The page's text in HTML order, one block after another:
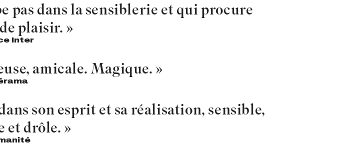
pas dans la sensiblerie et qui procure
plaisir. »
Inter
amicale. Magique. »
son esprit et sa réalisation, sensible,
et drôle. »